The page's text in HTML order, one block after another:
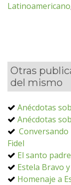
Latinoamericano
Otras
del mismo
Anécdotas
Anécdotas
Fidel
El santo
Estela Bravo
Homenaje a